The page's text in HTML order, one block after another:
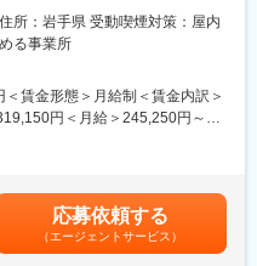
いただきます。
らせください。
び提案
、楽天カード、各種サービスの
サポート
るお客様へ、スマートフォン・
場・楽天ポイントなど、楽天経
ートを行うポジションです。
修制度あり
所：岩手県 受動喫煙対策：屋内
る事業所
賃金形態＞月給制＜賃金内訳＞
円＜月給＞245,250円～
めた表記です。
応募依頼する
（エージェントサービス）